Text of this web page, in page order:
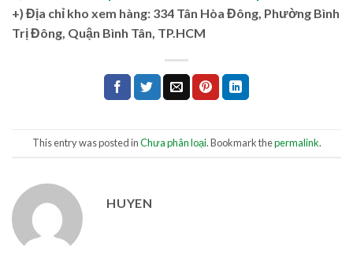
+) Địa chỉ kho xem hàng: 334 Tân Hòa Đông, Phường Bình
Trị Đông, Quận Bình Tân, TP.HCM
This entry was posted inChưa phân loại. Bookmark thepermalink.
HUYEN